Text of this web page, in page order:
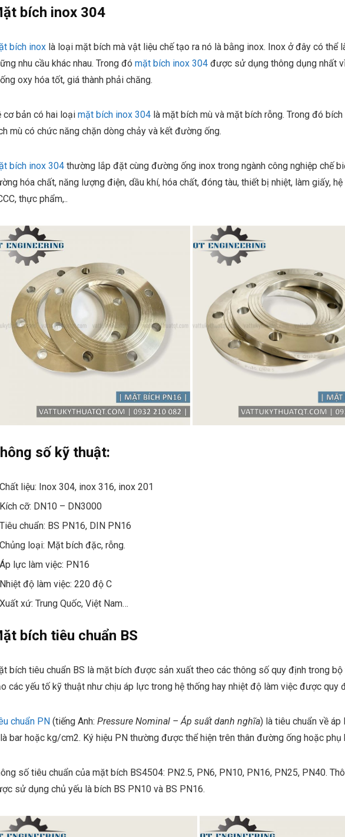
bích inox 304
bích inox là loại mặt bích mà vật liệu chế tạo ra nó là bằng inox. Inox ở đây có thể
nhu cầu khác nhau. Trong đó mặt bích inox 304 được sử dụng thông dụng nhất
oxy hóa tốt, giá thành phải chăng.
cơ bản có hai loại mặt bích inox 304 là mặt bích mù và mặt bích rỗng. Trong đó
mù có chức năng chặn dòng chảy và kết đường ống.
bích inox 304 thường lắp đặt cùng đường ống inox trong ngành công nghiệp chế
hóa chất, năng lượng điện, dầu khí, hóa chất, đóng tàu, thiết bị nhiệt, làm giấy,
thực phẩm,..
số kỹ thuật:
Chất liệu: Inox 304, inox 316, inox 201
Kích cỡ: DN10 – DN3000
Tiêu chuẩn: BS PN16, DIN PN16
Chủng loại: Mặt bích đặc, rỗng.
Áp lực làm việc: PN16
Nhiệt độ làm việc: 220 độ C
Xuất xứ: Trung Quốc, Việt Nam…
bích tiêu chuẩn BS
bích tiêu chuẩn BS là mặt bích được sản xuất theo các thông số quy định trong bộ
các yếu tố kỹ thuật như chịu áp lực trong hệ thống hay nhiệt độ làm việc được quy
chuẩn PN (tiếng Anh: Pressure Nominal – Áp suất danh nghĩa) là tiêu chuẩn về
bar hoặc kg/cm2. Ký hiệu PN thường được thể hiện trên thân đường ống hoặc phụ
số tiêu chuẩn của mặt bích BS4504: PN2.5, PN6, PN10, PN16, PN25, PN40.
sử dụng chủ yếu là bích BS PN10 và BS PN16.